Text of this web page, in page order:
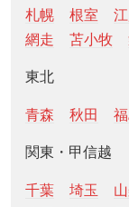
札幌
根室 江
網走
苫小牧
東北
青森 秋田
関東・甲信越
千葉 埼玉